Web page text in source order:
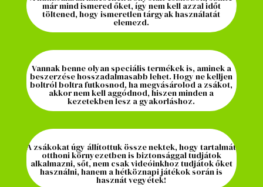
már mind ismered őket, így nem kell azzal időt
töltened, hogy ismeretlen tárgyak használatát
elemezd.
Vannak benne olyan speciális termékek is, aminek a
beszerzése hosszadalmasabb lehet. Hogy ne kelljen
boltról boltra futkosnod, ha megvásárolod a zsákot,
akkor nem kell aggódnod, hiszen minden a
kezetekben lesz a gyakorláshoz.
A zsákokat úgy állítottuk össze nektek, hogy tartalmát
otthoni környezetben is biztonsággal tudjátok
alkalmazni, sőt, nem csak videóinkhoz tudjátok őket
használni, hanem a hétköznapi játékok során is
hasznát vegyétek!